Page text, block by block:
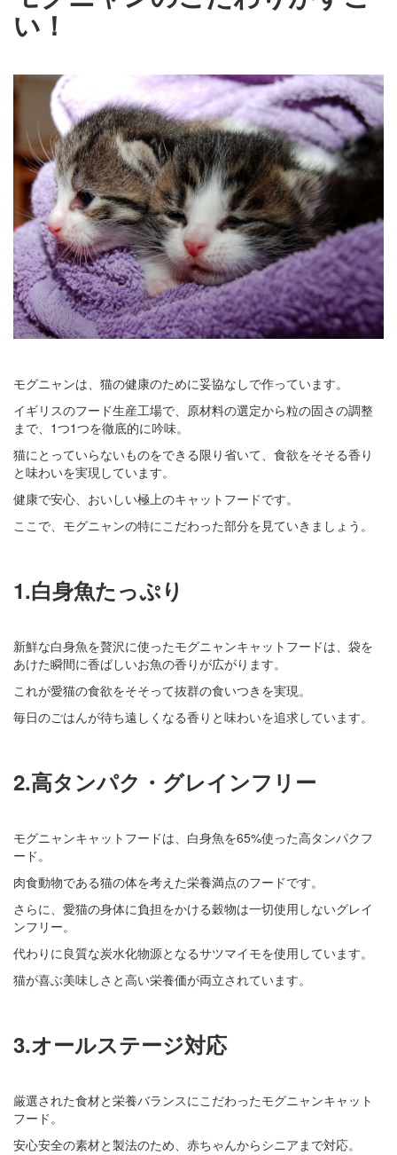
い！
モグニャンは、猫の健康のために妥協なしで作っています。
イギリスのフード生産工場で、原材料の選定から粒の固さの調整
まで、1つ1つを徹底的に吟味。
猫にとっていらないものをできる限り省いて、食欲をそそる香り
と味わいを実現しています。
健康で安心、おいしい極上のキャットフードです。
ここで、モグニャンの特にこだわった部分を見ていきましょう。
1.白身魚たっぷり
新鮮な白身魚を贅沢に使ったモグニャンキャットフードは、袋を
あけた瞬間に香ばしいお魚の香りが広がります。
これが愛猫の食欲をそそって抜群の食いつきを実現。
毎日のごはんが待ち遠しくなる香りと味わいを追求しています。
2.高タンパク・グレインフリー
モグニャンキャットフードは、白身魚を65%使った高タンパクフ
ード。
肉食動物である猫の体を考えた栄養満点のフードです。
さらに、愛猫の身体に負担をかける穀物は一切使用しないグレイ
ンフリー。
代わりに良質な炭水化物源となるサツマイモを使用しています。
猫が喜ぶ美味しさと高い栄養価が両立されています。
3.オールステージ対応
厳選された食材と栄養バランスにこだわったモグニャンキャット
フード。
安心安全の素材と製法のため、赤ちゃんからシニアまで対応。